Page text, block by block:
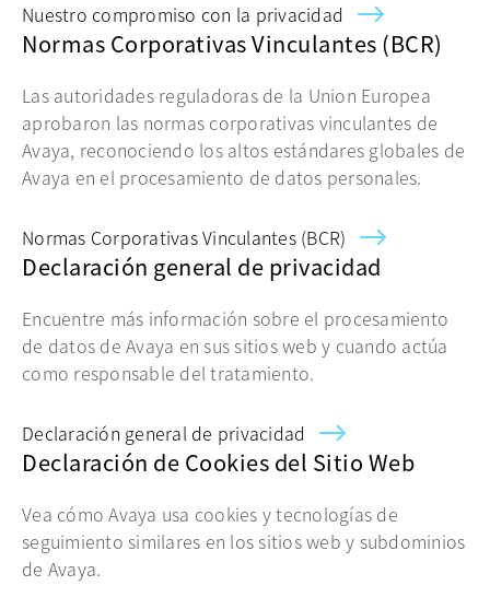
Nuestro compromiso con la privacidad
Normas Corporativas Vinculantes (BCR)
Las autoridades reguladoras de la Union Europea
aprobaron las normas corporativas vinculantes de
Avaya, reconociendo los altos estándares globales de
Avaya en el procesamiento de datos personales.
Normas Corporativas Vinculantes (BCR)
Declaración general de privacidad
Encuentre más información sobre el procesamiento
de datos de Avaya en sus sitios web y cuando actúa
como responsable del tratamiento.
Declaración general de privacidad
Declaración de Cookies del Sitio Web
Vea cómo Avaya usa cookies y tecnologías de
seguimiento similares en los sitios web y subdominios
de Avaya.